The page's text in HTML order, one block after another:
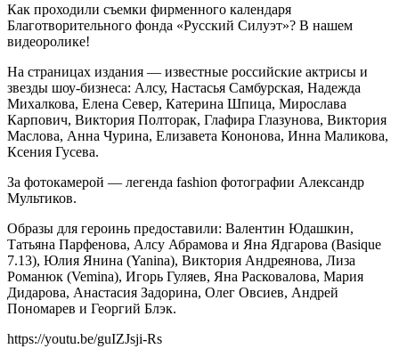
Как проходили съемки фирменного календаря
Благотворительного фонда «Русский Силуэт»? В нашем
видеоролике!
На страницах издания — известные российские актрисы и
звезды шоу-бизнеса: Алсу, Настасья Самбурская, Надежда
Михалкова, Елена Север, Катерина Шпица, Мирослава
Карпович, Виктория Полторак, Глафира Глазунова, Виктория
Маслова, Анна Чурина, Елизавета Кононова, Инна Маликова,
Ксения Гусева.
За фотокамерой — легенда fashion фотографии Александр
Мультиков.
Образы для героинь предоставили: Валентин Юдашкин,
Татьяна Парфенова, Алсу Абрамова и Яна Ядгарова (Basique
7.13), Юлия Янина (Yanina), Виктория Андреянова, Лиза
Романюк (Vemina), Игорь Гуляев, Яна Расковалова, Мария
Дидарова, Анастасия Задорина, Олег Овсиев, Андрей
Пономарев и Георгий Блэк.
https://youtu.be/guIZJsji-Rs